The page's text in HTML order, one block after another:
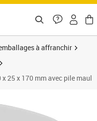
à affranchir
25 x 170 mm avec pile maul